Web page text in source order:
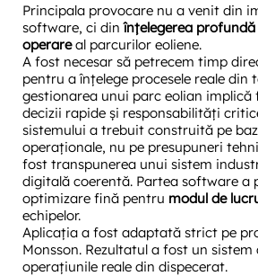
Principala provocare nu a venit din
software, ci dinînțelegerea
operareal parcurilor eoliene.
A fost necesar să petrecem timp
pentru a înțelege procesele reale din
gestionarea unui parc eolian implică
decizii rapide și responsabilități
sistemului a trebuit construită pe
operaționale, nu pe presupuneri
fost transpunerea unui sistem
digitală coerentă. Partea software a
optimizare fină pentru modul de
echipelor.
Aplicația a fost adaptată strict pe
Monsson. Rezultatul a fost un
operațiunile reale din dispecerat.